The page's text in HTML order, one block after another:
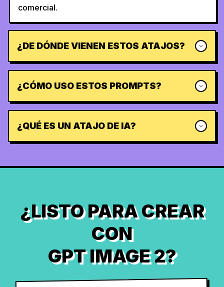
comercial.
¿DE DÓNDE VIENEN ESTOS ATAJOS?
¿CÓMO USO ESTOS PROMPTS?
¿QUÉ ES UN ATAJO DE IA?
¿LISTO PARA CREAR
CON
GPT IMAGE 2?